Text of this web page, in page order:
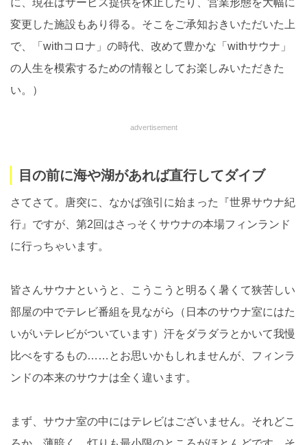
に、現在はサービス提供を休止したり、営業形態を大幅に
変更した施設もあり得る。そこをご承知おきいただいた上
で、「withコロナ」の時代、改めて豊かな「withサウナ」
の人生を模索するための情報としてお楽しみいただきた
い。）
advertisement
目の前に海や湖があれば直行してダイブ
さてさて。唐突に、なかば強引に始まった『世界サウナ紀
行』ですが、第2回はさっそくサウナの本場フィンランド
に行っちゃいます。
皆さんサウナというと、こうこうと明るく暑くて狭苦しい
部屋の中でテレビ番組を見ながら（日本のサウナ室にはた
いがいテレビがついています）汗をダラダラとかいて我慢
比べをするもの……とお思いかもしれませんが、フィンラ
ンドの本来のサウナは全く違います。
まず、サウナ室の中にはテレビはございません。それどこ